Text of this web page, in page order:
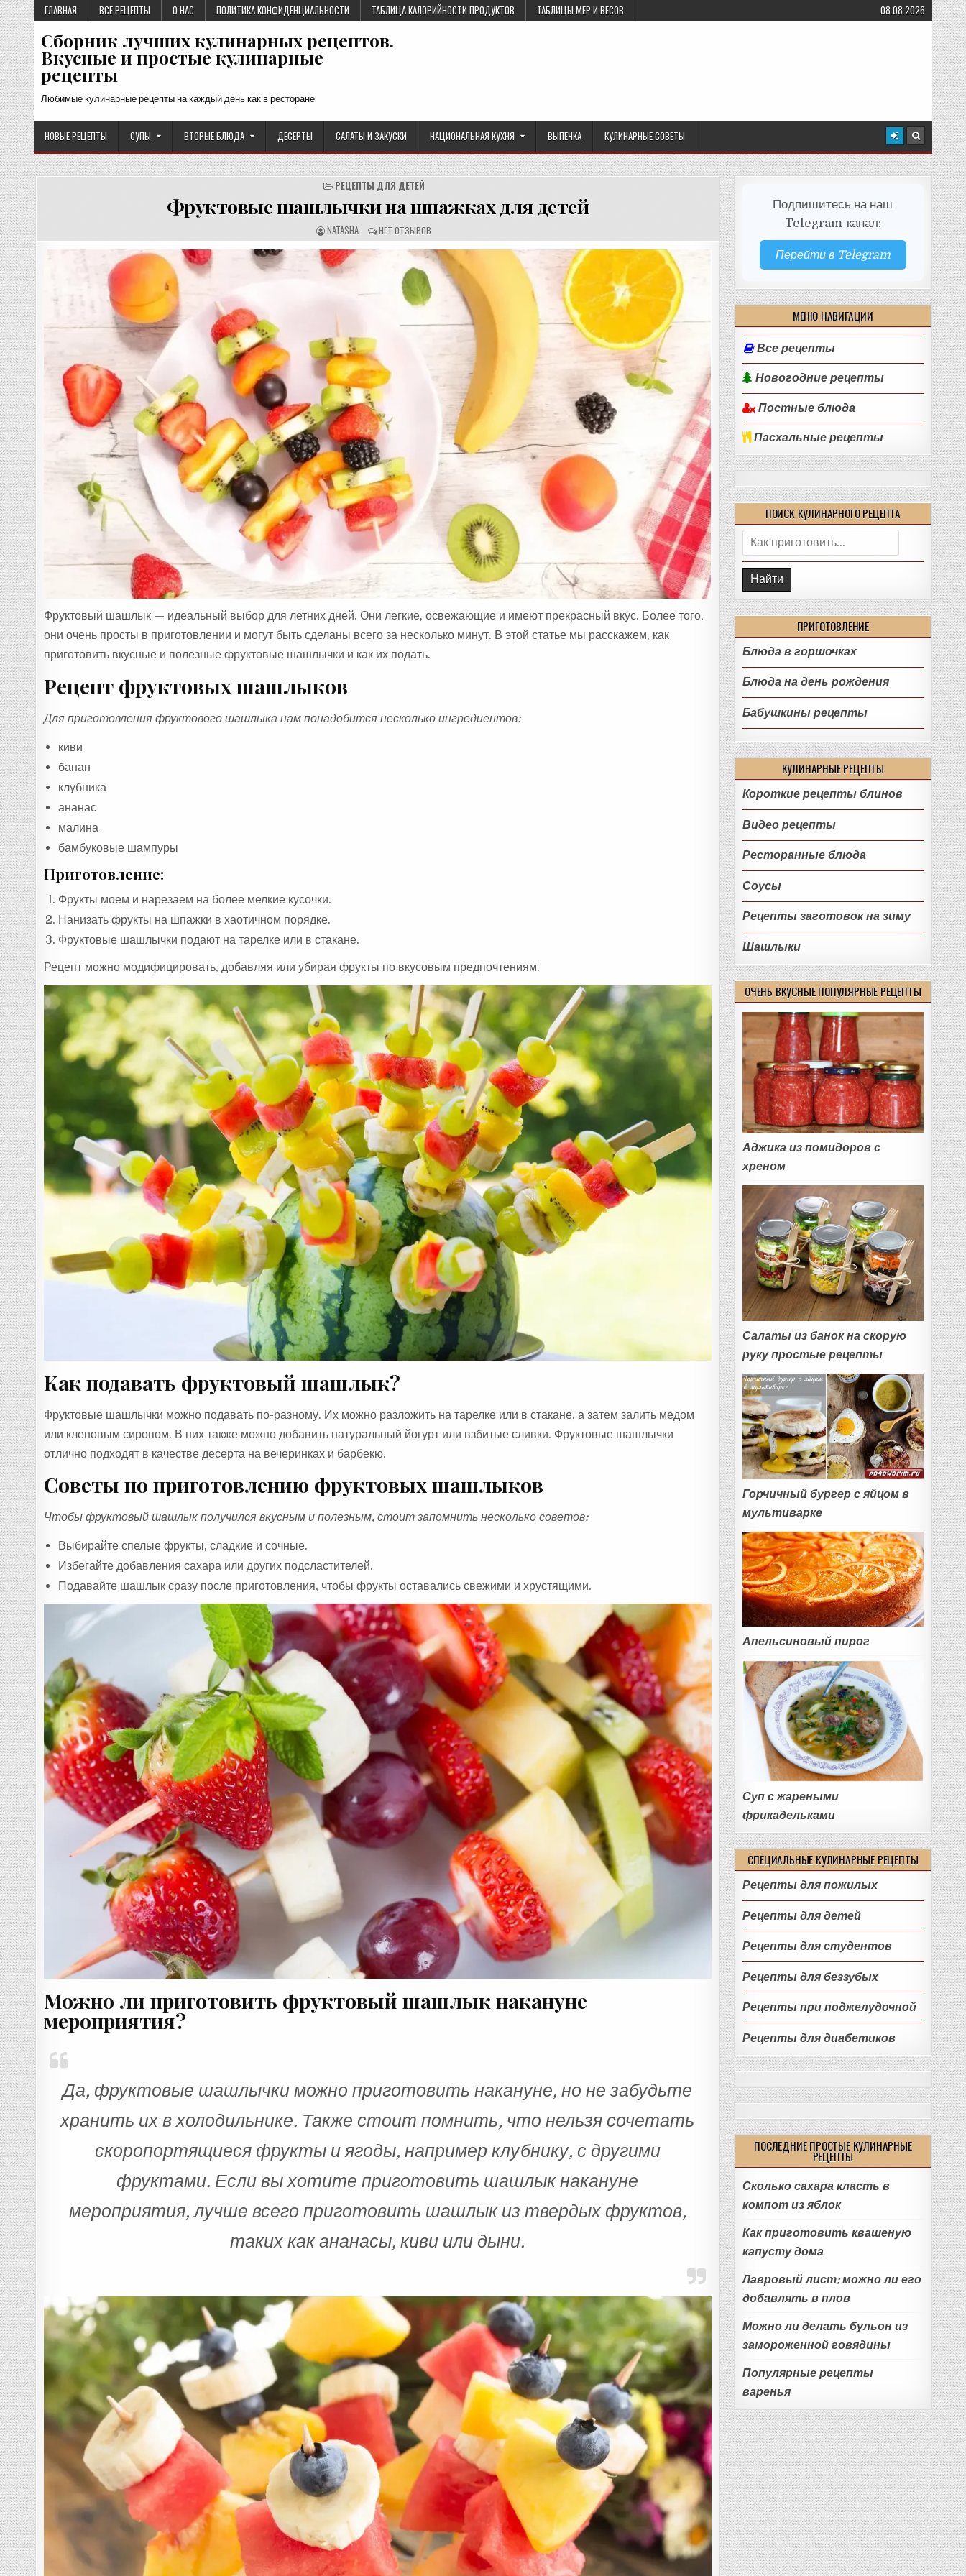
Перейти
к
содержимому
ГЛАВНАЯ ВСЕ РЕЦЕПТЫ О НАС ПОЛИТИКА КОНФИДЕНЦИАЛЬНОСТИ ТАБЛИЦА КАЛОРИЙНОСТИ ПРОДУКТОВ ТАБЛИЦЫ МЕР И ВЕСОВ 08.08.2026
Сборник лучших кулинарных рецептов.
Вкусные и простые кулинарные
рецепты
Любимые кулинарные рецепты на каждый день как в ресторане
НОВЫЕ РЕЦЕПТЫ СУПЫ ВТОРЫЕ БЛЮДА ДЕСЕРТЫ САЛАТЫ И ЗАКУСКИ НАЦИОНАЛЬНАЯ КУХНЯ ВЫПЕЧКА КУЛИНАРНЫЕ СОВЕТЫ
РЕЦЕПТЫ ДЛЯ ДЕТЕЙ
Фруктовые шашлычки на шпажках для детей
А
В
Т
О
Р
Р
NATASHA О
Т
З
Ы
НЕТ ОТЗЫВОВ
Фруктовый шашлык — идеальный выбор для летних дней. Они легкие, освежающие и имеют прекрасный вкус. Более того,
они очень просты в приготовлении и могут быть сделаны всего за несколько минут. В этой статье мы расскажем, как
приготовить вкусные и полезные фруктовые шашлычки и как их подать.
Рецепт фруктовых шашлыков
Для приготовления фруктового шашлыка нам понадобится несколько ингредиентов:
киви
банан
клубника
ананас
малина
бамбуковые шампуры
Приготовление:
Фрукты моем и нарезаем на более мелкие кусочки.
Нанизать фрукты на шпажки в хаотичном порядке.
Фруктовые шашлычки подают на тарелке или в стакане.
Рецепт можно модифицировать, добавляя или убирая фрукты по вкусовым предпочтениям.
Как подавать фруктовый шашлык?
Фруктовые шашлычки можно подавать по-разному. Их можно разложить на тарелке или в стакане, а затем залить медом
или кленовым сиропом. В них также можно добавить натуральный йогурт или взбитые сливки. Фруктовые шашлычки
отлично подходят в качестве десерта на вечеринках и барбекю.
Советы по приготовлению фруктовых шашлыков
Чтобы фруктовый шашлык получился вкусным и полезным, стоит запомнить несколько советов:
Выбирайте спелые фрукты, сладкие и сочные.
Избегайте добавления сахара или других подсластителей.
Подавайте шашлык сразу после приготовления, чтобы фрукты оставались свежими и хрустящими.
Можно ли приготовить фруктовый шашлык накануне
мероприятия?
Да, фруктовые шашлычки можно приготовить накануне, но не забудьте
хранить их в холодильнике. Также стоит помнить, что нельзя сочетать
скоропортящиеся фрукты и ягоды, например клубнику, с другими
фруктами. Если вы хотите приготовить шашлык накануне
мероприятия, лучше всего приготовить шашлык из твердых фруктов,
таких как ананасы, киви или дыни.
Подпишитесь на наш
Telegram-канал:
Перейти в Telegram
МЕНЮ НАВИГАЦИИ
Все рецепты
Новогодние рецепты
Постные блюда
Пасхальные рецепты
ПОИСК КУЛИНАРНОГО РЕЦЕПТА
Поиск:
ПРИГОТОВЛЕНИЕ
Блюда в горшочках
Блюда на день рождения
Бабушкины рецепты
КУЛИНАРНЫЕ РЕЦЕПТЫ
Короткие рецепты блинов
Видео рецепты
Ресторанные блюда
Соусы
Рецепты заготовок на зиму
Шашлыки
ОЧЕНЬ ВКУСНЫЕ ПОПУЛЯРНЫЕ РЕЦЕПТЫ
Аджика из помидоров с
хреном
Салаты из банок на скорую
руку простые рецепты
Горчичный бургер с яйцом в
мультиварке
Апельсиновый пирог
Суп с жареными
фрикадельками
СПЕЦИАЛЬНЫЕ КУЛИНАРНЫЕ РЕЦЕПТЫ
Рецепты для пожилых
Рецепты для детей
Рецепты для студентов
Рецепты для беззубых
Рецепты при поджелудочной
Рецепты для диабетиков
ПОСЛЕДНИЕ ПРОСТЫЕ КУЛИНАРНЫЕ
РЕЦЕПТЫ
Сколько сахара класть в
компот из яблок
Как приготовить квашеную
капусту дома
Лавровый лист: можно ли его
добавлять в плов
Можно ли делать бульон из
замороженной говядины
Популярные рецепты
варенья